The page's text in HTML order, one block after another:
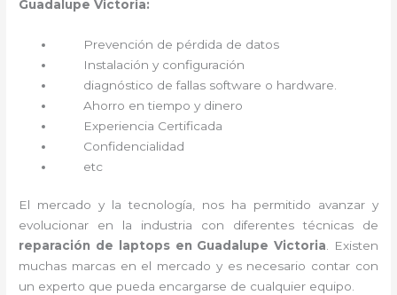
Guadalupe Victoria:
Prevención de pérdida de datos
Instalación y configuración
diagnóstico de fallas software o hardware
Ahorro en tiempo y dinero
Experiencia Certificada
Confidencialidad
etc
El mercado y la tecnología, nos ha permitido avanzar y
evolucionar en la industria con diferentes técnicas de
reparación de laptops en Guadalupe Victoria . Existen
muchas marcas en el mercado y es necesario contar con
un experto que pueda encargarse de cualquier equipo.